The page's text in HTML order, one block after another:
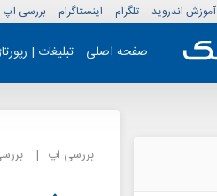
آموزش اندروید تلگرام اینستاگرام بررسی اپ
صفحه اصلی تبلیغات |
بررسی اپ